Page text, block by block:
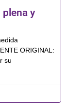
y
ORIGINAL:
su